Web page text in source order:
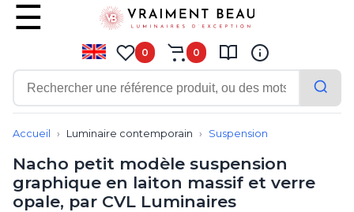
0 0
Contemporain
Applique
Eclairage tableau
Lampadaire
Lampe de bureau
Accueil Luminaire contemporain Suspension
Nacho petit modèle suspension
graphique en laiton massif et verre
opale, par CVL Luminaires